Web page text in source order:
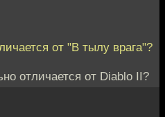
от "В тылу врага"?
отличается от Diablo II?